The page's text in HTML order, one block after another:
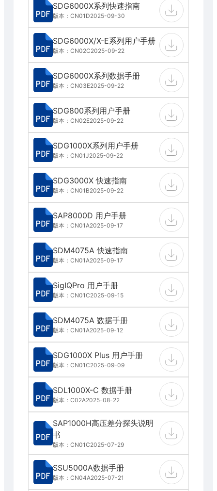
SDG6000X系列快速指南
版本：CN01D2025-09-30
SDG6000X/X-E系列用户手册
版本：CN02C2025-09-22
SDG6000X系列数据手册
版本：CN03E2025-09-22
SDG800系列用户手册
版本：CN02E2025-09-22
SDG1000X系列用户手册
版本：CN01J2025-09-22
SDG3000X 快速指南
版本：CN01B2025-09-22
SAP8000D 用户手册
版本：CN01A2025-09-17
SDM4075A 快速指南
版本：CN01A2025-09-17
SigIQPro 用户手册
版本：CN01C2025-09-15
SDM4075A 数据手册
版本：CN01A2025-09-12
SDG1000X Plus 用户手册
版本：CN01C2025-09-09
SDL1000X-C 数据手册
版本：C02A2025-08-22
SAP1000H高压差分探头说明
书
版本：CN01C2025-07-29
SSU5000A数据手册
版本：CN04A2025-07-21